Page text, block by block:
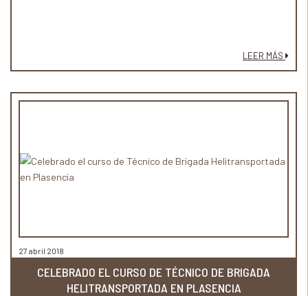
LEER MÁS
27 abril 2018
CELEBRADO EL CURSO DE TÉCNICO DE BRIGADA
HELITRANSPORTADA EN PLASENCIA